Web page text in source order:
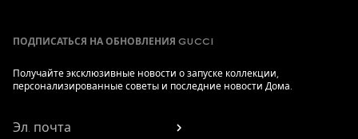
ПОДПИСАТЬСЯ НА ОБНОВЛЕНИЯ GUCCI
Получайте эксклюзивные новости о запуске коллекции,
персонализированные советы и последние новости Дома.
Эл. почта